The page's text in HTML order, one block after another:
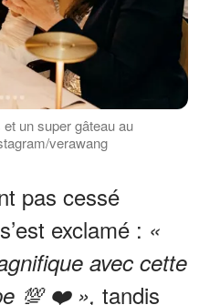
un super gâteau au
verawang
pas cessé
exclamé : «
avec cette
💯 ❤️ », tandis